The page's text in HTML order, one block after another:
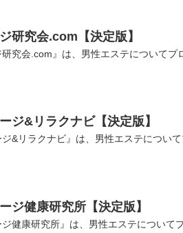
研究会.com【決定版】
研究会.com』は、男性エステについて
ジ&リラクナビ【決定版】
ジ&リラクナビ』は、男性エステについ
ジ健康研究所【決定版】
ジ健康研究所』は、男性エステについ